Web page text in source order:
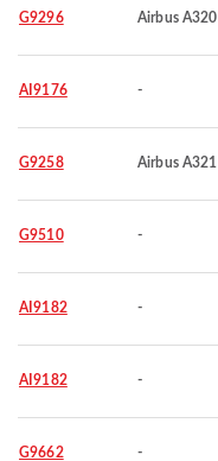
G9296 Airbus A320
AI9176 -
G9258 Airbus A321
G9510 -
AI9182 -
AI9182 -
G9662 -